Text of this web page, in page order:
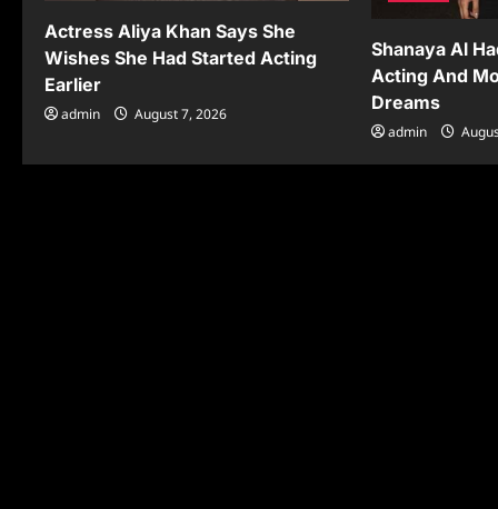
Actress Aliya Khan Says She
Wishes She Had Started Acting
Earlier
admin August 7, 2026
Shanaya Al
Acting And
Dreams
admin